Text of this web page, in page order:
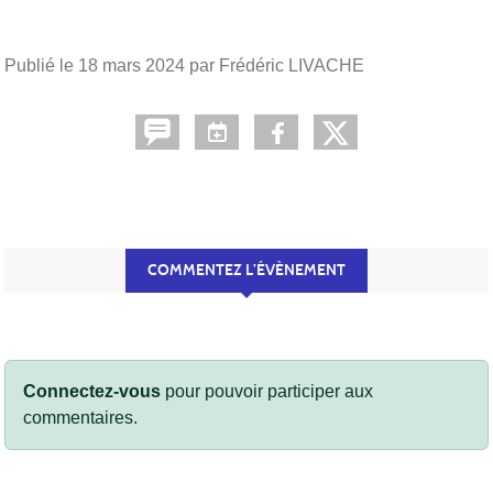
Publié le 18 mars 2024 par Frédéric LIVACHE
COMMENTEZ L’ÉVÈNEMENT
Connectez-vous pour pouvoir participer aux
commentaires.